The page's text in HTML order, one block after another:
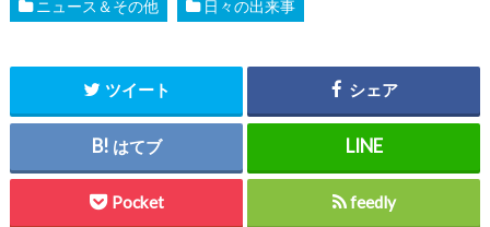
ニュース＆その他 日々の出来事
ツイート シェア
はてブ
Pocket feedly